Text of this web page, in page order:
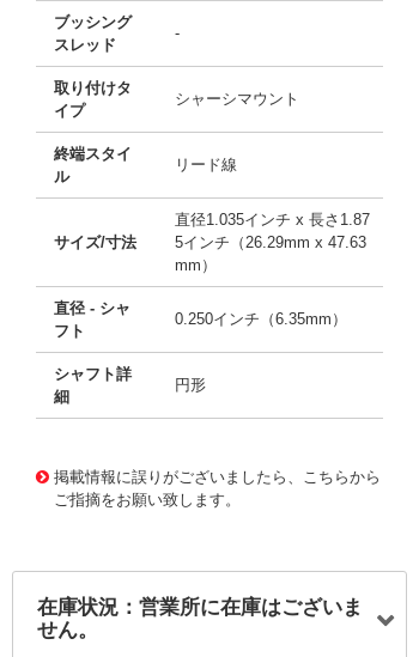
ブッシング
スレッド
-
取り付けタ
イプ
シャーシマウント
終端スタイ
ル
リード線
サイズ/寸法
直径1.035インチ x 長さ1.87
5インチ（26.29mm x 47.63
mm）
直径 - シャ
フト
0.250インチ（6.35mm）
シャフト詳
細
円形
掲載情報に誤りがございましたら、こちらから
ご指摘をお願い致します。
在庫状況：営業所に在庫はございま
せん。